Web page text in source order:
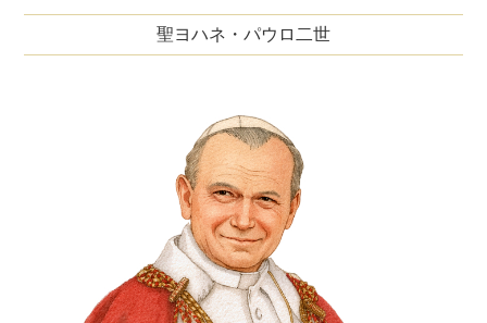
聖ヨハネ・パウロ二世